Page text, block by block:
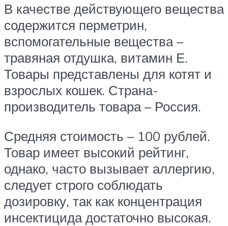
В качестве действующего вещества
содержится перметрин,
вспомогательные вещества –
травяная отдушка, витамин Е.
Товары представлены для котят и
взрослых кошек. Страна-
производитель товара – Россия.
Средняя стоимость – 100 рублей.
Товар имеет высокий рейтинг,
однако, часто вызывает аллергию,
следует строго соблюдать
дозировку, так как концентрация
инсектицида достаточно высокая.